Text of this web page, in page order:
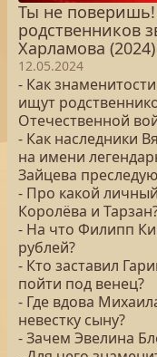
Ты не
родственников
Харламова (2024)
12.05.2024
- Как
ищут
Отечественной
- Как наследники
на имени
Зайцева
- Про какой
Королёва и
- На что Филипп
рублей?
- Кто заставил
пойти под венец?
- Где вдова
невестку сыну?
- Зачем Эвелина